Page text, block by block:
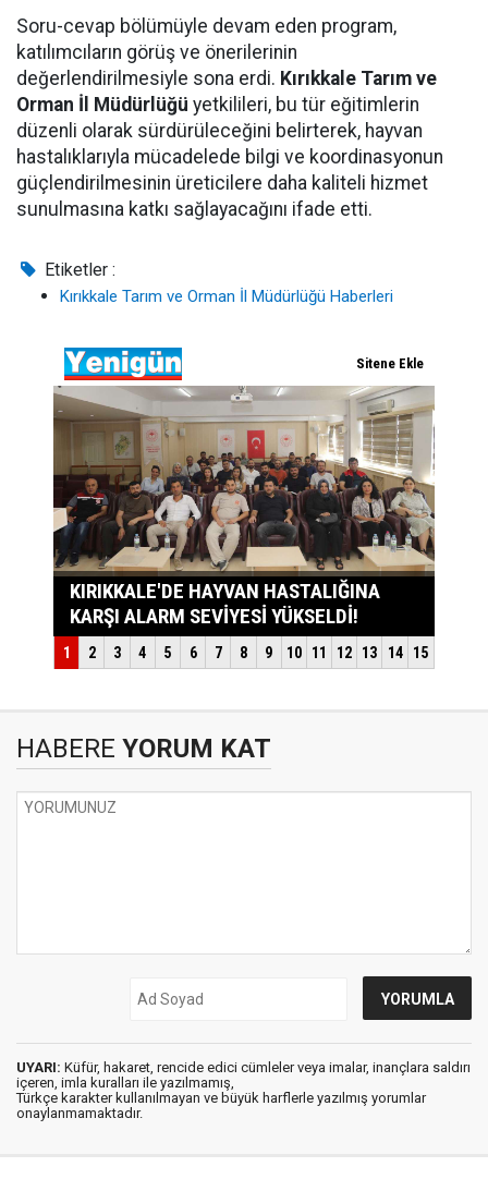
Soru-cevap bölümüyle devam eden program,
katılımcıların görüş ve önerilerinin
değerlendirilmesiyle sona erdi. Kırıkkale Tarım ve
Orman İl Müdürlüğü yetkilileri, bu tür eğitimlerin
düzenli olarak sürdürüleceğini belirterek, hayvan
hastalıklarıyla mücadelede bilgi ve koordinasyonun
güçlendirilmesinin üreticilere daha kaliteli hizmet
sunulmasına katkı sağlayacağını ifade etti.
Etiketler :
Kırıkkale Tarım ve Orman İl Müdürlüğü Haberleri
HABERE YORUM KAT
UYARI: Küfür, hakaret, rencide edici cümleler veya imalar, inançlara saldırı
içeren, imla kuralları ile yazılmamış,
Türkçe karakter kullanılmayan ve büyük harflerle yazılmış yorumlar
onaylanmamaktadır.